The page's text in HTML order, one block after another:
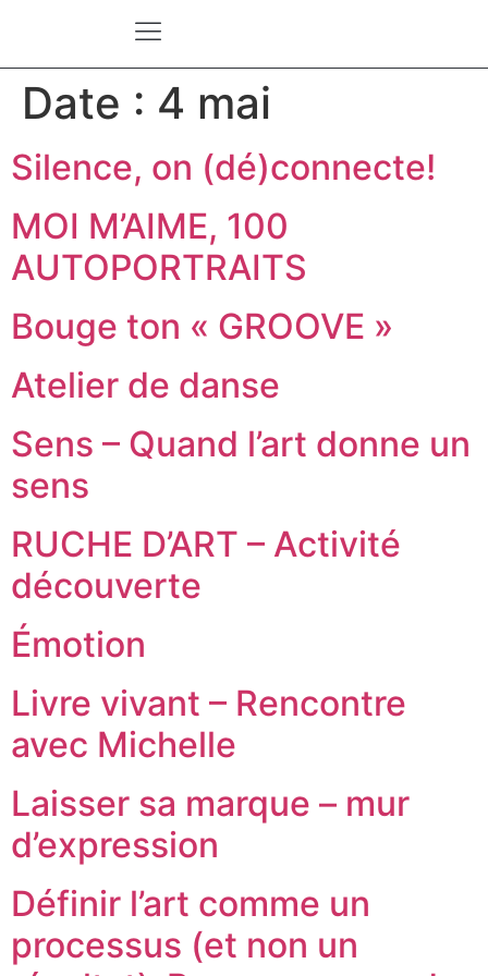
Date : 4 mai
Silence, on (dé)connecte!
MOI M’AIME, 100
AUTOPORTRAITS
Bouge ton « GROOVE »
Atelier de danse
Sens – Quand l’art donne un
sens
RUCHE D’ART – Activité
découverte
Émotion
Livre vivant – Rencontre
avec Michelle
Laisser sa marque – mur
d’expression
Définir l’art comme un
processus (et non un